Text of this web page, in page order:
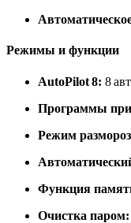
Режимы и функции
AutoPilot 8: 8
Программы
Режим
Функция
Очистка паром: